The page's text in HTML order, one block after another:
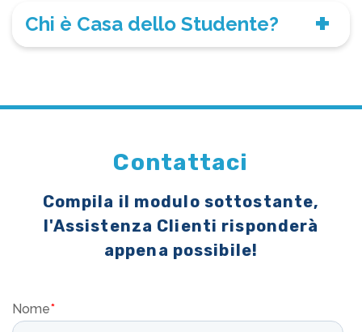
Chi è Casa dello Studente?
Contattaci
Compila il modulo sottostante,
l'Assistenza Clienti risponderà
appena possibile!